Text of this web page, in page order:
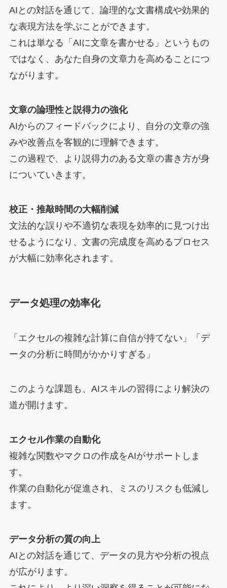
AIとの対話を通じて、論理的な文書構成や効果的
な表現方法を学ぶことができます。
これは単なる「AIに文章を書かせる」というもの
ではなく、あなた自身の文章力を高めることにつ
ながります。
文章の論理性と説得力の強化
AIからのフィードバックにより、自分の文章の強
みや改善点を客観的に理解できます。
この過程で、より説得力のある文章の書き方が身
についていきます。
校正・推敲時間の大幅削減
文法的な誤りや不適切な表現を効率的に見つけ出
せるようになり、文書の完成度を高めるプロセス
が大幅に効率化されます。
データ処理の効率化
「エクセルの複雑な計算に自信が持てない」「デ
ータの分析に時間がかかりすぎる」
このような課題も、AIスキルの習得により解決の
道が開けます。
エクセル作業の自動化
複雑な関数やマクロの作成をAIがサポートしま
す。
作業の自動化が促進され、ミスのリスクも低減し
ます。
データ分析の質の向上
AIとの対話を通じて、データの見方や分析の視点
が広がります。